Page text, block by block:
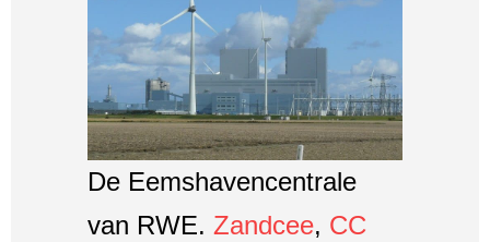
De Eemshavencentrale
van RWE. Zandcee, CC